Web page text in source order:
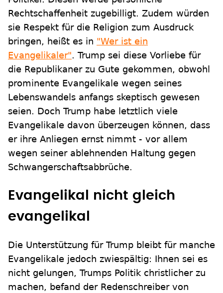
Rechtschaffenheit zugebilligt. Zudem würden
sie Respekt für die Religion zum Ausdruck
bringen, heißt es in "Wer ist ein
Evangelikaler". Trump sei diese Vorliebe für
die Republikaner zu Gute gekommen, obwohl
prominente Evangelikale wegen seines
Lebenswandels anfangs skeptisch gewesen
seien. Doch Trump habe letztlich viele
Evangelikale davon überzeugen können, dass
er ihre Anliegen ernst nimmt - vor allem
wegen seiner ablehnenden Haltung gegen
Schwangerschaftsabbrüche.
Evangelikal nicht gleich
evangelikal
Die Unterstützung für Trump bleibt für manche
Evangelikale jedoch zwiespältig: Ihnen sei es
nicht gelungen, Trumps Politik christlicher zu
machen, befand der Redenschreiber von